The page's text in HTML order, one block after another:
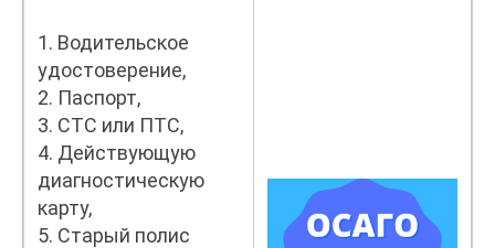
1. Водительское
удостоверение,
2. Паспорт,
3. СТС или ПТС,
4. Действующую
диагностическую
карту,
5. Старый полис